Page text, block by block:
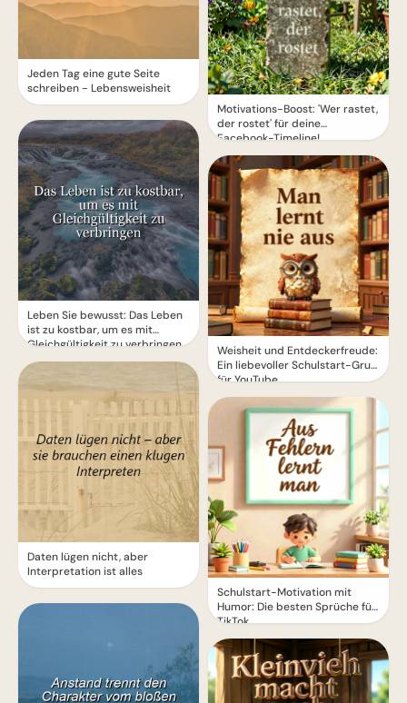
Jeden Tag eine gute Seite
schreiben - Lebensweisheit
Leben Sie bewusst: Das Leben
ist zu kostbar, um es mit
Gleichgültigkeit zu verbringen
Daten lügen nicht, aber
Interpretation ist alles
Motivations-Boost: 'Wer rastet,
der rostet' für deine
Facebook-Timeline!
Weisheit und Entdeckerfreude:
Ein liebevoller Schulstart-Gruß
für YouTube
Schulstart-Motivation mit
Humor: Die besten Sprüche für
TikTok